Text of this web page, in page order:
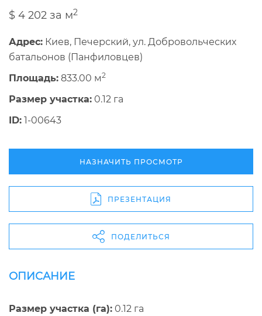
$ 4 202 за м2
Адрес: Киев, Печерский, ул. Добровольческих
батальонов (Панфиловцев)
Площадь: 833.00 м2
Размер участка: 0.12 га
ID: 1-00643
НАЗНАЧИТЬ ПРОСМОТР
ПРЕЗЕНТАЦИЯ
ПОДЕЛИТЬСЯ
ОПИСАНИЕ
Размер участка (га): 0.12 га